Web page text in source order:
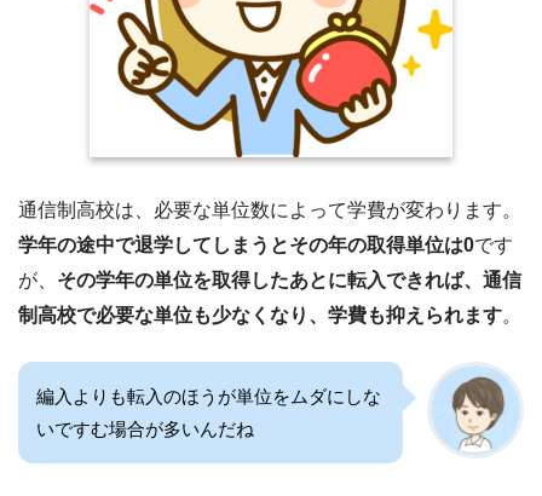
通信制高校は、必要な単位数によって学費が変わります。
学年の途中で退学してしまうとその年の取得単位は0です
が、 その学年の単位を取得したあとに転入できれば、通信
制高校で必要な単位も少なくなり、学費も抑えられます。
編入よりも転入のほうが単位をムダにしな
いですむ場合が多いんだね